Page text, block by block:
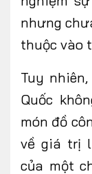
nhưng
thuộc vào
Tuy
Quốc
món đồ
về giá trị
của một